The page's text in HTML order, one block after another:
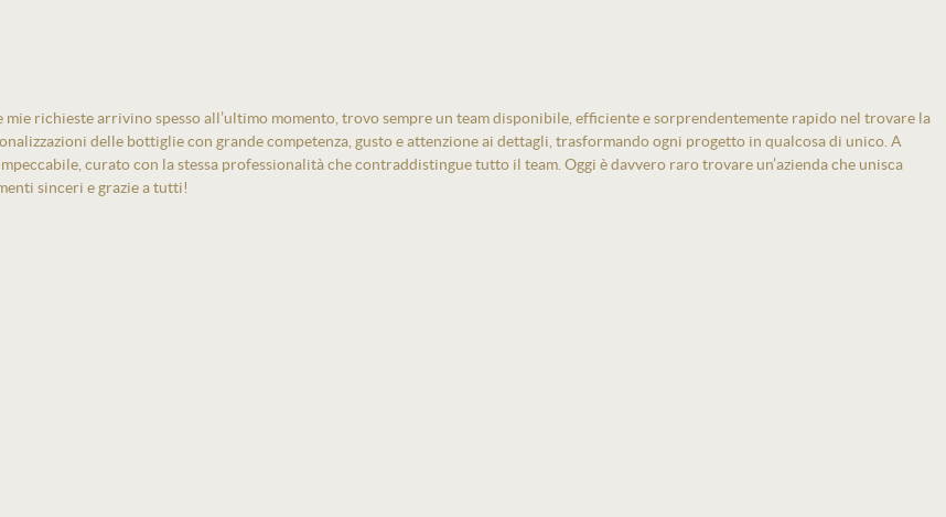
richieste arrivino spesso all’ultimo momento, trovo sempre un team disponibile, efficiente e sorprendentemente rapido nel trovare la
delle bottiglie con grande competenza, gusto e attenzione ai dettagli, trasformando ogni progetto in qualcosa di unico. A
curato con la stessa professionalità che contraddistingue tutto il team. Oggi è davvero raro trovare un’azienda che unisca
sinceri e grazie a tutti!